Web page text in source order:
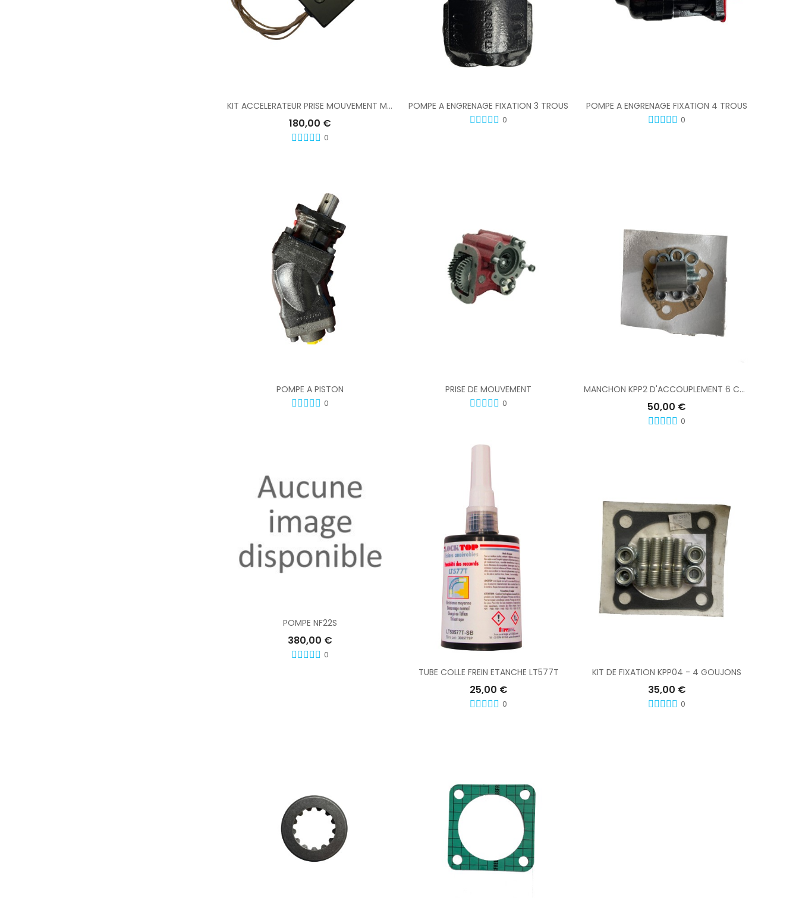
KIT ACCELERATEUR PRISE MOUVEMENT MAXITY CABSTAR EURO 5 ET 6
180,00 €
0
POMPE A ENGRENAGE FIXATION 3 TROUS
0
POMPE A ENGRENAGE FIXATION 4 TROUS
0
POMPE A PISTON
0
PRISE DE MOUVEMENT
0
MANCHON KPP2 D'ACCOUPLEMENT 6 CANNELURES
50,00 €
0
POMPE NF22S
380,00 €
0 Ajouter Au Panier
TUBE COLLE FREIN ETANCHE LT577T
25,00 €
0
KIT DE FIXATION KPP04 - 4 GOUJONS
35,00 €
0